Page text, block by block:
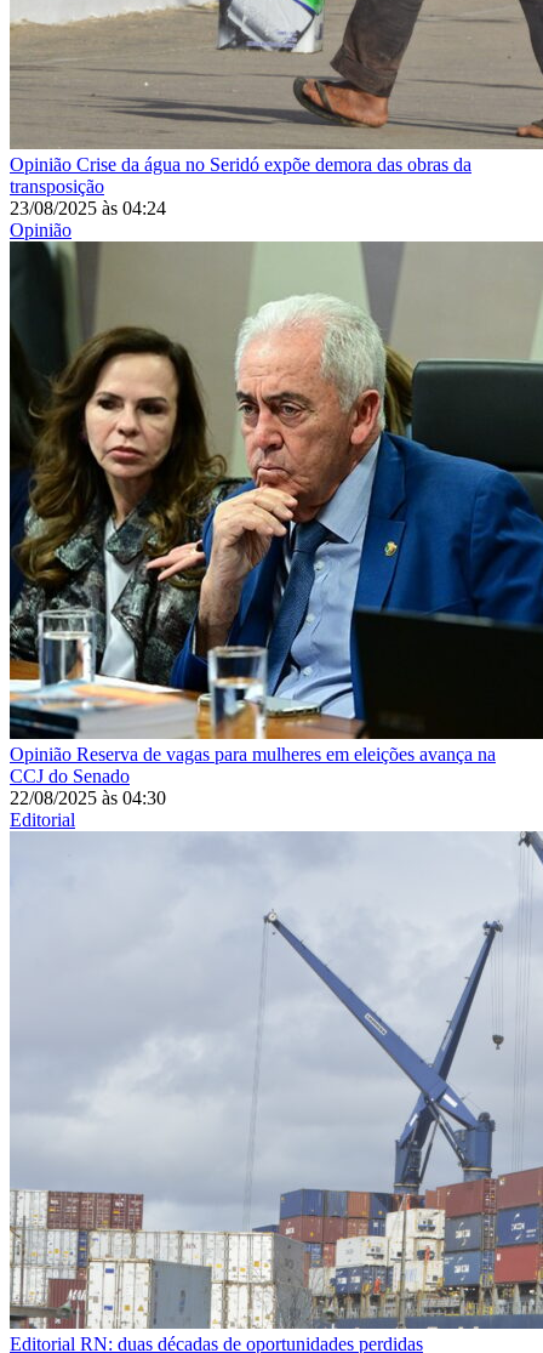
Opinião Crise da água no Seridó expõe demora das obras da
transposição
23/08/2025 às 04:24
Opinião
Opinião Reserva de vagas para mulheres em eleições avança na
CCJ do Senado
22/08/2025 às 04:30
Editorial
Editorial RN: duas décadas de oportunidades perdidas